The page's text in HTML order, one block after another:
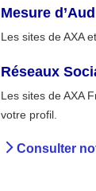
Accueil
Mesure
Les sites de AXA
Réseaux
Les sites de AXA
votre profil.
Consulter